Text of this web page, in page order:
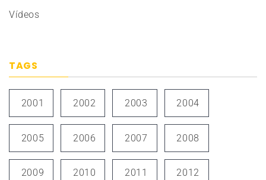
Vídeos
TAGS
2001 2002 2003 2004
2005 2006 2007 2008
2009 2010 2011 2012